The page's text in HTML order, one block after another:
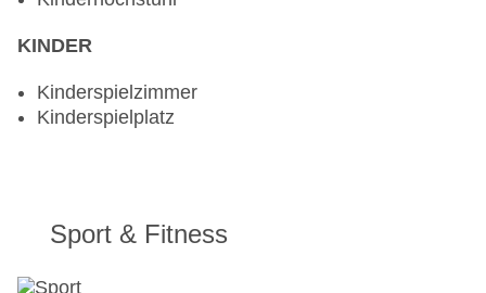
KINDER
Kinderspielzimmer
Kinderspielplatz
Sport & Fitness